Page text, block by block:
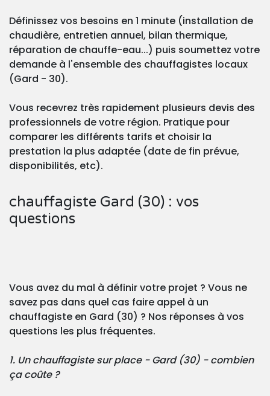
Définissez vos besoins en 1 minute (installation de
chaudière, entretien annuel, bilan thermique,
réparation de chauffe-eau...) puis soumettez votre
demande à l'ensemble des chauffagistes locaux
(Gard - 30).
Vous recevrez très rapidement plusieurs devis des
professionnels de votre région. Pratique pour
comparer les différents tarifs et choisir la
prestation la plus adaptée (date de fin prévue,
disponibilités, etc).
chauffagiste Gard (30) : vos
questions
Vous avez du mal à définir votre projet ? Vous ne
savez pas dans quel cas faire appel à un
chauffagiste en Gard (30) ? Nos réponses à vos
questions les plus fréquentes.
1. Un chauffagiste sur place - Gard (30) - combien
ça coûte ?